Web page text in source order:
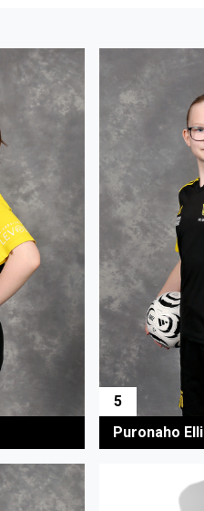
5
Puronaho Elli